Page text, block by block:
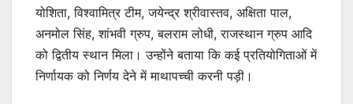
योशिता, विश्वामित्र टीम, जयेन्द्र श्रीवास्तव, अक्षिता पाल,
अनमोल सिंह, शांभवी ग्रुप, बलराम लोधी, राजस्थान ग्रुप आदि
को द्वितीय स्थान मिला। उन्होंने बताया कि कई प्रतियोगिताओं में
निर्णायक को निर्णय देने में माथापच्ची करनी पड़ी।